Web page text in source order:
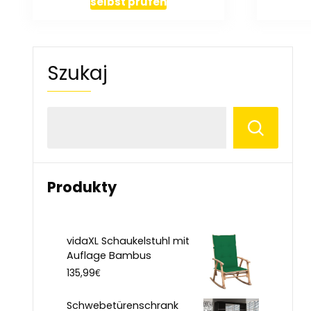
Szukaj
Produkty
vidaXL Schaukelstuhl mit
Auflage Bambus
135,99€
Schwebetürenschrank